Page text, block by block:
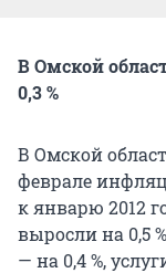
В Омской
0,3 %
В Омской
феврале
к январю 2012
выросли на 0,5
— на 0,4 %,